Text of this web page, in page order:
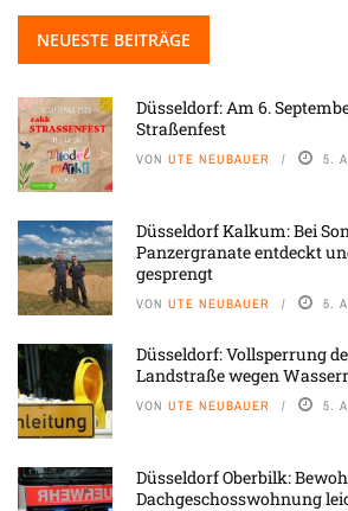
NEUESTE BEITRÄGE
Düsseldorf: Am 6.
Straßenfest
VON UTE NEUBAUER 5.
Düsseldorf Kalkum: Bei
Panzergranate entdeckt
gesprengt
VON UTE NEUBAUER 5.
Düsseldorf: Vollsperrung
Landstraße wegen
VON UTE NEUBAUER 5.
Düsseldorf Oberbilk:
Dachgeschosswohnung